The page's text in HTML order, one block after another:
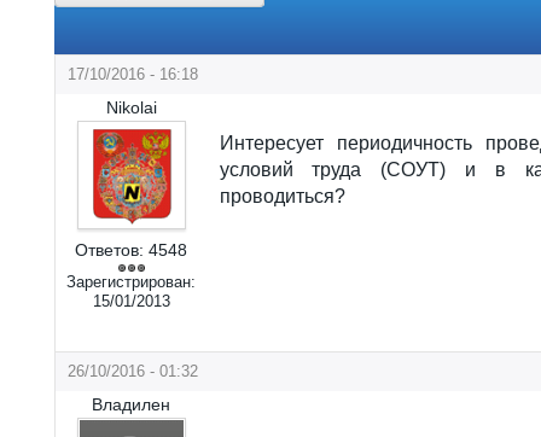
17/10/2016 - 16:18
Nikolai
Ответов: 4548
Зарегистрирован:
15/01/2013
Интересует периодичность
условий труда (СОУТ) и в
проводиться?
26/10/2016 - 01:32
Владилен